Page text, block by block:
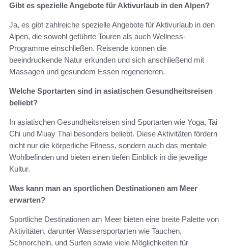
Gibt es spezielle Angebote für Aktivurlaub in den Alpen?
Ja, es gibt zahlreiche spezielle Angebote für Aktivurlaub in den
Alpen, die sowohl geführte Touren als auch Wellness-
Programme einschließen. Reisende können die
beeindruckende Natur erkunden und sich anschließend mit
Massagen und gesundem Essen regenerieren.
Welche Sportarten sind in asiatischen Gesundheitsreisen
beliebt?
In asiatischen Gesundheitsreisen sind Sportarten wie Yoga, Tai
Chi und Muay Thai besonders beliebt. Diese Aktivitäten fördern
nicht nur die körperliche Fitness, sondern auch das mentale
Wohlbefinden und bieten einen tiefen Einblick in die jeweilige
Kultur.
Was kann man an sportlichen Destinationen am Meer
erwarten?
Sportliche Destinationen am Meer bieten eine breite Palette von
Aktivitäten, darunter Wassersportarten wie Tauchen,
Schnorcheln, und Surfen sowie viele Möglichkeiten für